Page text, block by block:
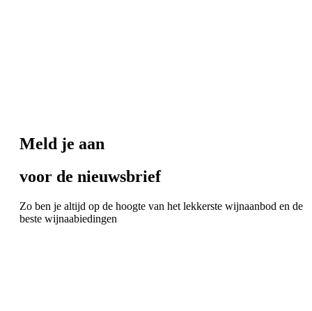
Meld je aan
voor de nieuwsbrief
Zo ben je altijd op de hoogte van het lekkerste wijnaanbod en de
beste wijnaabiedingen